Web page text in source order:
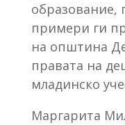
образование,
примери ги
на општина
правата на
младинско
Маргарита